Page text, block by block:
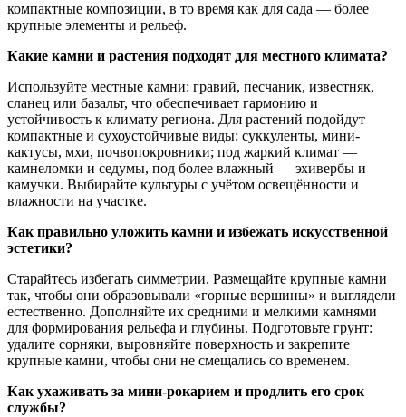
компактные композиции, в то время как для сада — более
крупные элементы и рельеф.
Какие камни и растения подходят для местного климата?
Используйте местные камни: гравий, песчаник, известняк,
сланец или базальт, что обеспечивает гармонию и
устойчивость к климату региона. Для растений подойдут
компактные и сухоустойчивые виды: суккуленты, мини-
кактусы, мхи, почвопокровники; под жаркий климат —
камнеломки и седумы, под более влажный — эхивербы и
камучки. Выбирайте культуры с учётом освещённости и
влажности на участке.
Как правильно уложить камни и избежать искусственной
эстетики?
Старайтесь избегать симметрии. Размещайте крупные камни
так, чтобы они образовывали «горные вершины» и выглядели
естественно. Дополняйте их средними и мелкими камнями
для формирования рельефа и глубины. Подготовьте грунт:
удалите сорняки, выровняйте поверхность и закрепите
крупные камни, чтобы они не смещались со временем.
Как ухаживать за мини-рокарием и продлить его срок
службы?